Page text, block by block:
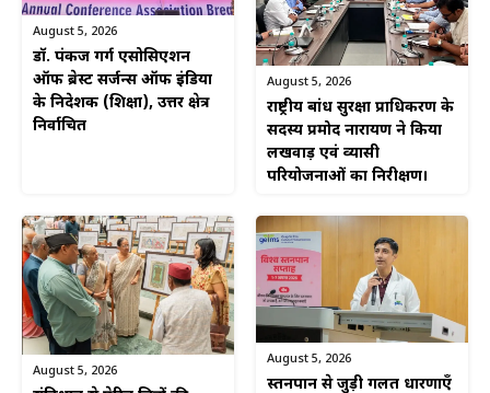
August 5, 2026
डॉ. पंकज गर्ग एसोसिएशन
ऑफ ब्रेस्ट सर्जन्स ऑफ इंडिया
के निदेशक (शिक्षा), उत्तर क्षेत्र
निर्वाचित
August 5, 2026
राष्ट्रीय बांध सुरक्षा प्राधिकरण के
सदस्य प्रमोद नारायण ने किया
लखवाड़ एवं व्यासी
परियोजनाओं का निरीक्षण।
August 5, 2026
August 5, 2026
स्तनपान से जुड़ी गलत धारणाएँ